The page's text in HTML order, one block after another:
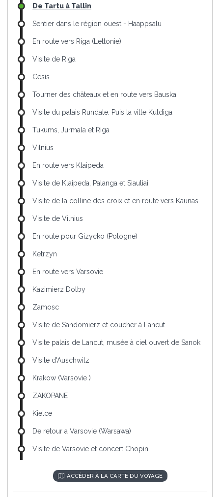
De Tartu à Tallin
Sentier dans le région ouest - Haappsalu
En route vers Riga (Lettonie)
Visite de Riga
Cesis
Tourner des châteaux et en route vers Bauska
Visite du palais Rundale. Puis la ville Kuldiga
Tukums, Jurmala et Riga
Vilnius
En route vers Klaipeda
Visite de Klaipeda, Palanga et Siauliai
Visite de la colline des croix et en route vers Kaunas
Visite de Vilnius
En route pour Gizycko (Pologne)
Ketrzyn
En route vers Varsovie
Kazimierz Dolby
Zamosc
Visite de Sandomierz et coucher à Lancut
Visite palais de Lancut, musée à ciel ouvert de Sanok
Visite d'Auschwitz
Krakow (Varsovie )
ZAKOPANE
Kielce
De retour a Varsovie (Warsawa)
Visite de Varsovie et concert Chopin
ACCÉDER À LA CARTE DU VOYAGE